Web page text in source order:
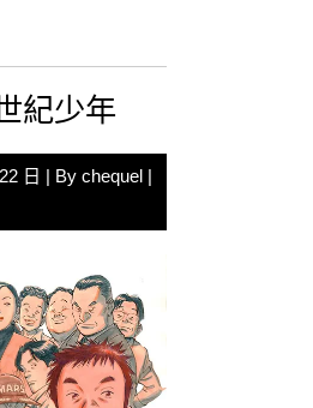
紀少年
日 | By chequel |